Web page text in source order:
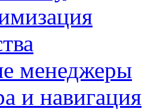
менеджеры
и навигация